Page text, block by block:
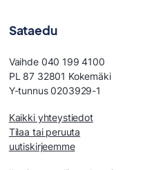
Sataedu
Vaihde 040 199 4100
PL 87 32801 Kokemäki
Y-tunnus 0203929-1
Kaikki yhteystiedot
Tilaa tai peruuta
uutiskirjeemme